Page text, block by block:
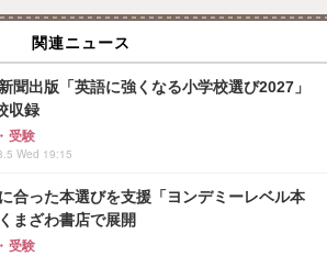
関連ニュース
聞出版「英語に強くなる小学校選び2027」
収録
受験
Wed 19:15
合った本選びを支援「ヨンデミーレベル本
まざわ書店で展開
受験